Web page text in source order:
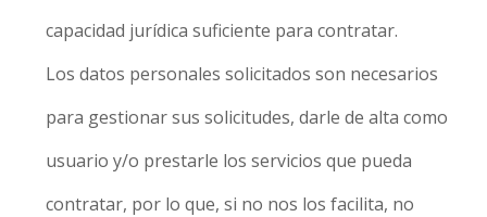
capacidad jurídica suficiente para contratar.
Los datos personales solicitados son necesarios
para gestionar sus solicitudes, darle de alta como
usuario y/o prestarle los servicios que pueda
contratar, por lo que, si no nos los facilita, no